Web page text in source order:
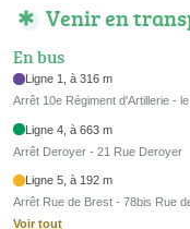
Venir en
En bus
Ligne 1, à 316 m
Arrêt 10e Régiment d'Artillerie -
Ligne 4, à 663 m
Arrêt Deroyer - 21 Rue Deroyer
Ligne 5, à 192 m
Arrêt Rue de Brest - 78bis Rue
Voir tout